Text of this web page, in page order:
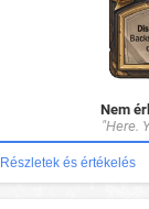
Nem
"Here.
Részletek és értékelés